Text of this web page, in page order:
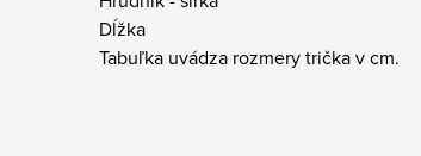
Dĺžka
Tabuľka uvádza rozmery trička v cm.